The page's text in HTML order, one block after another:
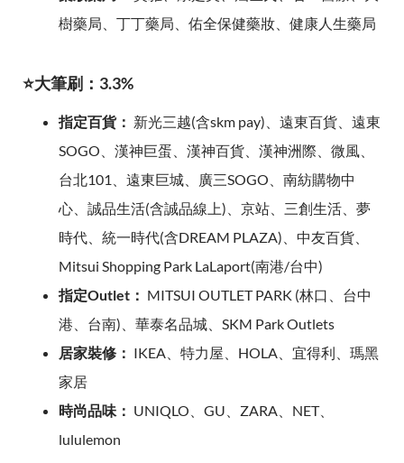
樹藥局、丁丁藥局、佑全保健藥妝、健康人生藥局
⭐大筆刷：3.3%
指定百貨： 新光三越(含skm pay)、遠東百貨、遠東
SOGO、漢神巨蛋、漢神百貨、漢神洲際、微風、
台北101、遠東巨城、廣三SOGO、南紡購物中
心、誠品生活(含誠品線上)、京站、三創生活、夢
時代、統一時代(含DREAM PLAZA)、中友百貨、
Mitsui Shopping Park LaLaport(南港/台中)
指定Outlet： MITSUI OUTLET PARK (林口、台中
港、台南)、華泰名品城、SKM Park Outlets
居家裝修： IKEA、特力屋、HOLA、宜得利、瑪黑
家居
時尚品味： UNIQLO、GU、ZARA、NET、
lululemon